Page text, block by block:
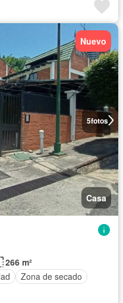
5fotos
Nuevo
Casa
266 m²
Zona de secado